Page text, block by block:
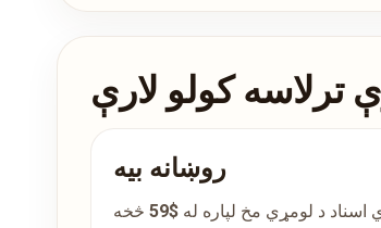
ترلاسه کولو لارې
روښانه بیه
اسناد د لومړي مخ لپاره له $59
څخه